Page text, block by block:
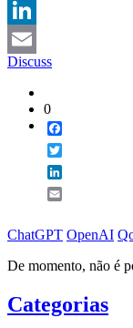
Twitter
LinkedIn
Email
Discuss
0
ChatGPT OpenAI
De momento, não é
Categorias